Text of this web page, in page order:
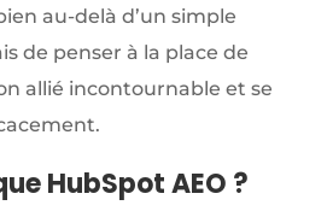
au-delà d’un simple
de penser à la place de
allié incontournable et se
HubSpot AEO ?